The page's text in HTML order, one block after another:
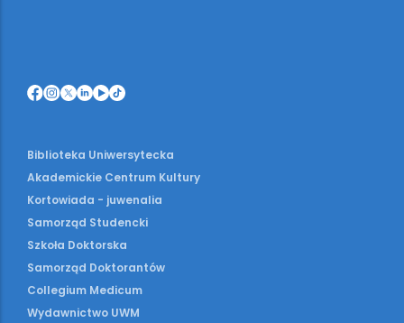
Biblioteka Uniwersytecka
Akademickie Centrum Kultury
Kortowiada - juwenalia
Samorząd Studencki
Szkoła Doktorska
Samorząd Doktorantów
Collegium Medicum
Wydawnictwo UWM